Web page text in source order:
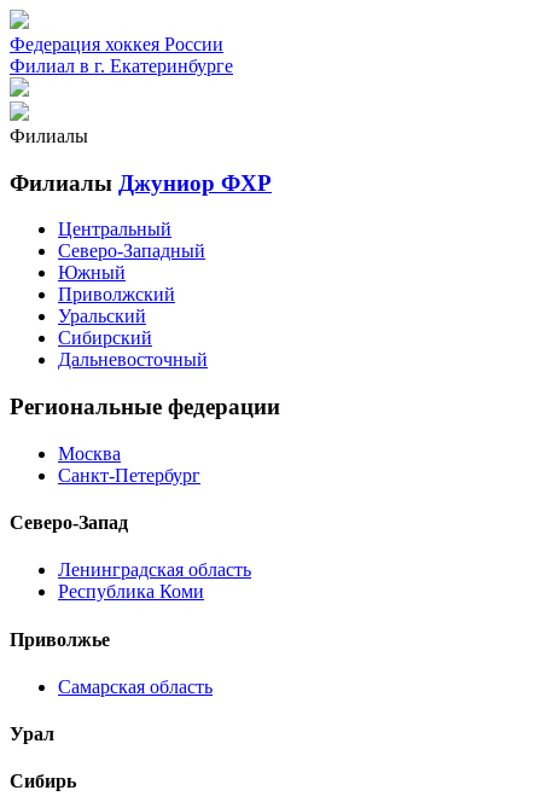
Федерация хоккея России
Филиал в г. Екатеринбурге
Филиалы
Филиалы Джуниор ФХР
Центральный
Северо-Западный
Южный
Приволжский
Уральский
Сибирский
Дальневосточный
Региональные федерации
Москва
Санкт-Петербург
Северо-Запад
Ленинградская область
Республика Коми
Приволжье
Самарская область
Урал
Сибирь